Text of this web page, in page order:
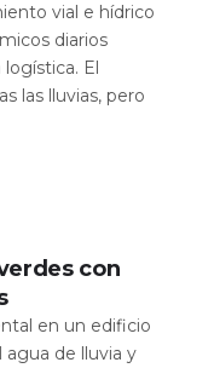
vial e hídrico
diarios
El
las lluvias, pero
con
en un edificio
agua de lluvia y